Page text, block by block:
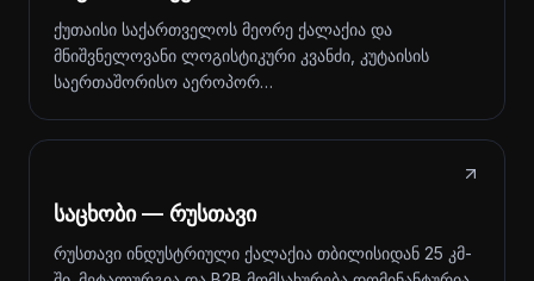
ქუთაისი საქართველოს მეორე ქალაქია და
მნიშვნელოვანი ლოგისტიკური კვანძი, კუტაისის
საერთაშორისო აეროპორ…
საცხობი — რუსთავი
რუსთავი ინდუსტრიული ქალაქია თბილისიდან 25 კმ-